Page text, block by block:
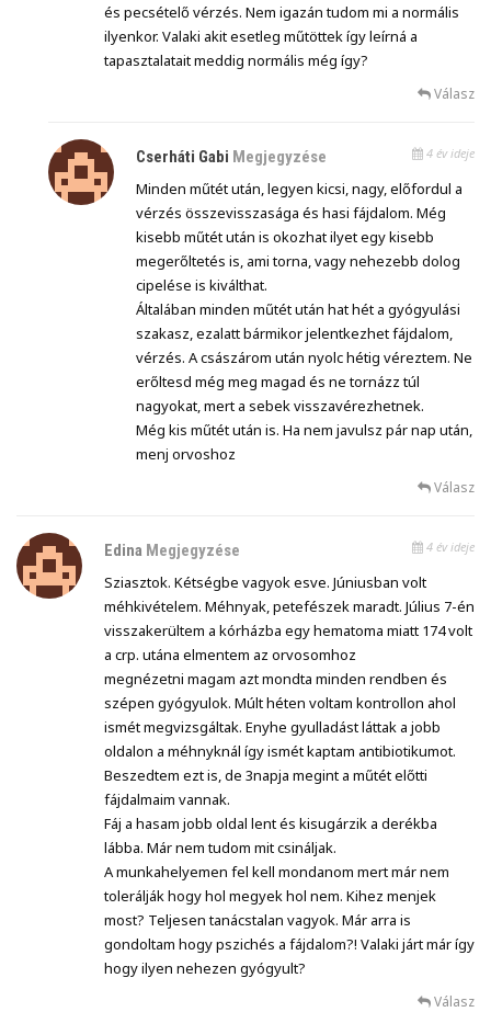
és pecsételő vérzés. Nem igazán tudom mi a normális
ilyenkor. Valaki akit esetleg műtöttek így leírná a
tapasztalatait meddig normális még így?
Válasz
Cserháti Gabi Megjegyzése 4 év ideje
Minden műtét után, legyen kicsi, nagy, előfordul a
vérzés összevisszasága és hasi fájdalom. Még
kisebb műtét után is okozhat ilyet egy kisebb
megerőltetés is, ami torna, vagy nehezebb dolog
cipelése is kiválthat.
Általában minden műtét után hat hét a gyógyulási
szakasz, ezalatt bármikor jelentkezhet fájdalom,
vérzés. A császárom után nyolc hétig véreztem. Ne
erőltesd még meg magad és ne tornázz túl
nagyokat, mert a sebek visszavérezhetnek.
Még kis műtét után is. Ha nem javulsz pár nap után,
menj orvoshoz
Válasz
Edina Megjegyzése 4 év ideje
Sziasztok. Kétségbe vagyok esve. Júniusban volt
méhkivételem. Méhnyak, petefészek maradt. Július 7-én
visszakerültem a kórházba egy hematoma miatt 174 volt
a crp. utána elmentem az orvosomhoz
megnézetni magam azt mondta minden rendben és
szépen gyógyulok. Múlt héten voltam kontrollon ahol
ismét megvizsgáltak. Enyhe gyulladást láttak a jobb
oldalon a méhnyknál így ismét kaptam antibiotikumot.
Beszedtem ezt is, de 3napja megint a műtét előtti
fájdalmaim vannak.
Fáj a hasam jobb oldal lent és kisugárzik a derékba
lábba. Már nem tudom mit csináljak.
A munkahelyemen fel kell mondanom mert már nem
tolerálják hogy hol megyek hol nem. Kihez menjek
most? Teljesen tanácstalan vagyok. Már arra is
gondoltam hogy pszichés a fájdalom?! Valaki járt már így
hogy ilyen nehezen gyógyult?
Válasz